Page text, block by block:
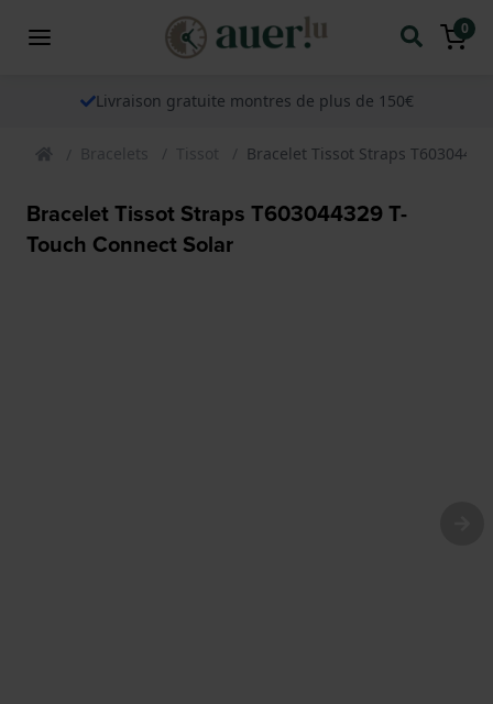
0
Livraison gratuite montres de plus de 150€
Bracelets Tissot Bracelet Tissot Straps
Bracelet Tissot Straps T603044329 T-
Touch Connect Solar